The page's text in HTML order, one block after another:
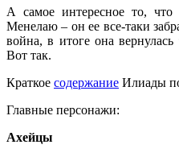
А самое интересное то, что
Менелаю – он ее все-таки
война, в итоге она
Вот так.
Краткое содержание Илиады
Главные персонажи:
Ахейцы